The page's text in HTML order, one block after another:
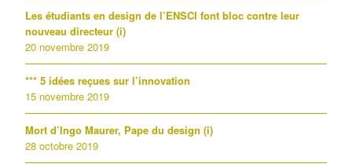
Les étudiants en design de l’ENSCI font bloc contre leur
nouveau directeur (i)
20 novembre 2019
*** 5 idées reçues sur l’innovation
15 novembre 2019
Mort d’Ingo Maurer, Pape du design (i)
28 octobre 2019